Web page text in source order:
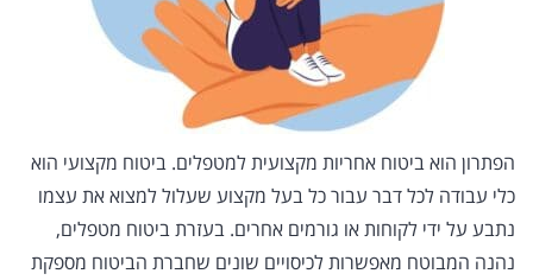
הפתרון הוא ביטוח אחריות מקצועית למטפלים. ביטוח מקצועי הוא
כלי עבודה לכל דבר עבור כל בעל מקצוע שעלול למצוא את עצמו
נתבע על ידי לקוחות או גורמים אחרים. בעזרת ביטוח מטפלים,
נהנה המבוטח מאפשרות לכיסויים שונים שחברת הביטוח מספקת